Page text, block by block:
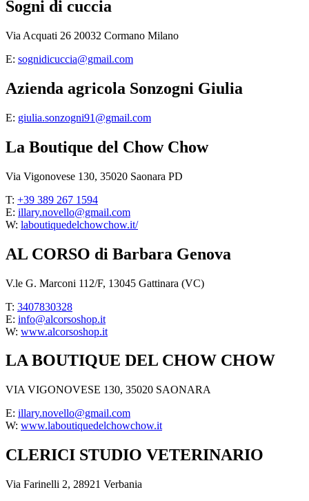
Sogni di cuccia
Via Acquati 26 20032 Cormano Milano
E: sognidicuccia@gmail.com
Azienda agricola Sonzogni Giulia
E: giulia.sonzogni91@gmail.com
La Boutique del Chow Chow
Via Vigonovese 130, 35020 Saonara PD
T: +39 389 267 1594
E: illary.novello@gmail.com
W: laboutiquedelchowchow.it/
AL CORSO di Barbara Genova
V.le G. Marconi 112/F, 13045 Gattinara (VC)
T: 3407830328
E: info@alcorsoshop.it
W: www.alcorsoshop.it
LA BOUTIQUE DEL CHOW CHOW
VIA VIGONOVESE 130, 35020 SAONARA
E: illary.novello@gmail.com
W: www.laboutiquedelchowchow.it
CLERICI STUDIO VETERINARIO
Via Farinelli 2, 28921 Verbania